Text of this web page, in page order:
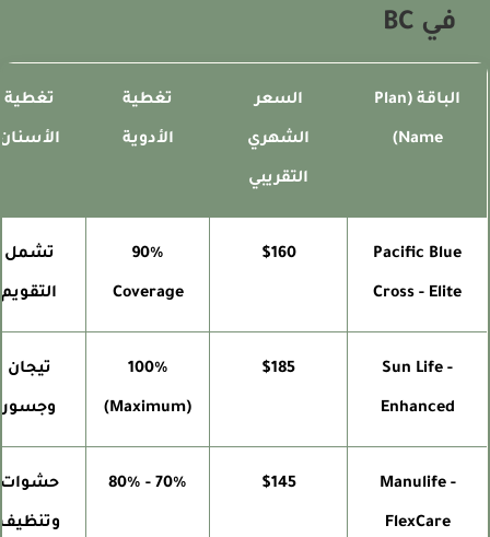
في BC
الباقة (Plan
Name)
السعر
الشهري
التقريبي
تغطية
الأدوية
تغطية
الأسنان
Pacific Blue
Cross - Elite
$160
90%
Coverage
تشمل
التقويم
Sun Life -
Enhanced
$185
100% تيجان
وجسور
Manulife -
FlexCare
$145
70% - 80% حشوات
وتنظيف